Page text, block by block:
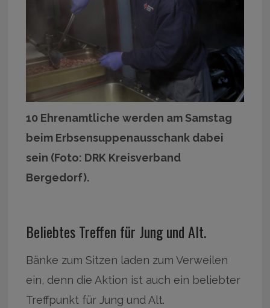
10 Ehrenamtliche werden am Samstag
beim Erbsensuppenausschank dabei
sein (Foto: DRK Kreisverband
Bergedorf).
Beliebtes Treffen für Jung und Alt.
Bänke zum Sitzen laden zum Verweilen
ein, denn die Aktion ist auch ein beliebter
Treffpunkt für Jung und Alt.